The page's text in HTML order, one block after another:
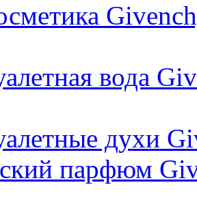
вода
духи
парфюм